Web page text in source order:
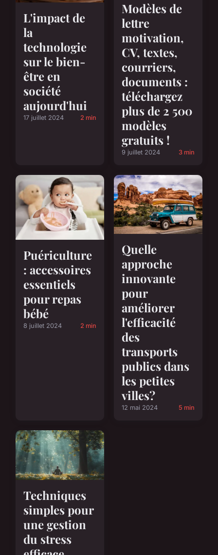
L'impact de
la
technologie
sur le bien-
être en
société
aujourd'hui
17 juillet 2024 2 min
Modèles de
lettre
motivation,
CV, textes,
courriers,
documents :
téléchargez
plus de 2 500
modèles
gratuits !
9 juillet 2024 3 min
Puériculture
: accessoires
essentiels
pour repas
bébé
8 juillet 2024 2 min
Quelle
approche
innovante
pour
améliorer
l'efficacité
des
transports
publics dans
les petites
villes?
12 mai 2024 5 min
Techniques
simples pour
une gestion
du stress